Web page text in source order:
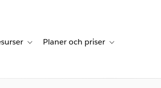
navigation for Lösningar
Toggle sub-navigation for Resurser
Planer och priser Toggle sub-